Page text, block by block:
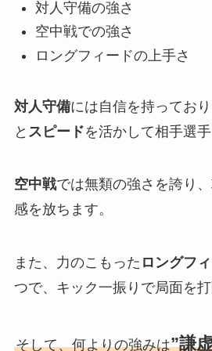
対人守備の強さ
空中戦での強さ
ロングフィードの上手さ
対人守備には自信を持ってお
と スピードを活かして相手選手
空中戦では無類の強さを誇り
感を放ちます。
また、力のこもった ロングフ
つで、キック一振りで局面を打
そして、何よりの強みは”謙